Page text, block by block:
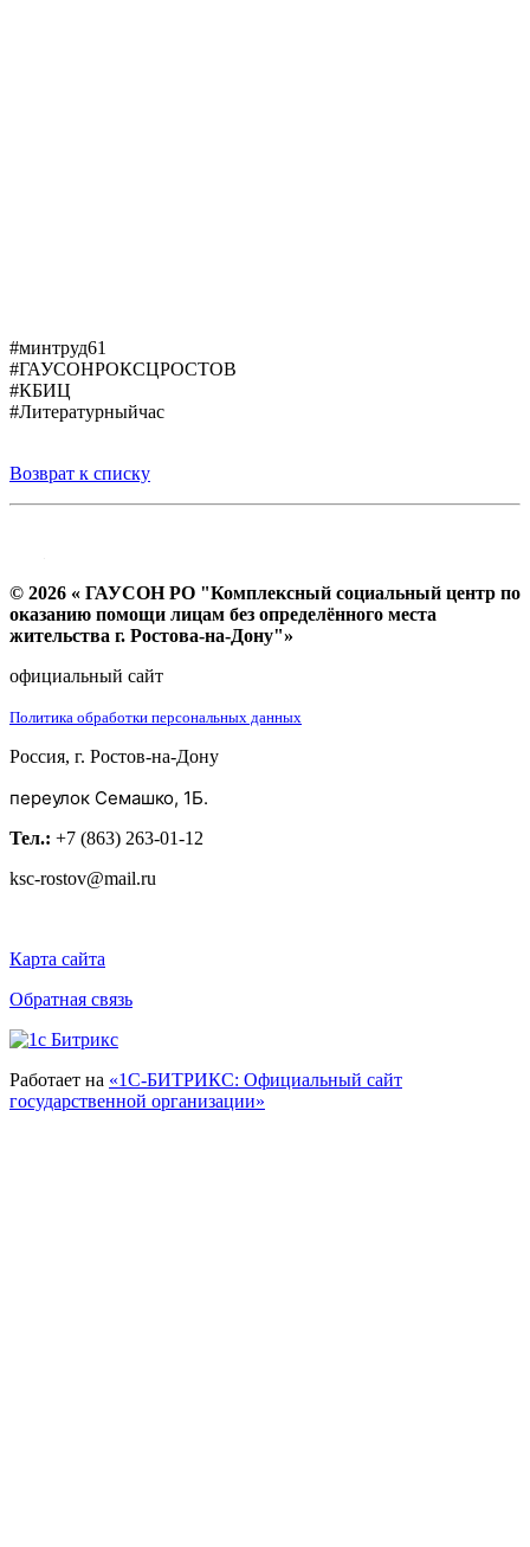
#минтруд61
#ГАУСОНРОКСЦРОСТОВ
#КБИЦ
#Литературныйчас
Возврат к списку
© 2026 « ГАУСОН РО "Комплексный социальный центр по
оказанию помощи лицам без определённого места
жительства г. Ростова-на-Дону"»
официальный сайт
Политика обработки персональных данных
Россия, г. Ростов-на-Дону
переулок Семашко, 1Б.
Тел.: +7 (863) 263-01-12
ksc-rostov@mail.ru
Карта сайта
Обратная связь
Работает на «1С-БИТРИКС: Официальный сайт
государственной организации»